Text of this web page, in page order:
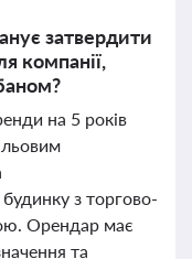
затвердити
компанії,
на 5 років
з торгово-
Орендар має
та